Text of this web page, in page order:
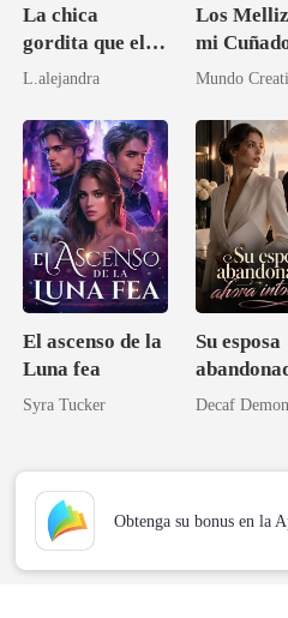
La chica
gordita que el
CEO invalidó
L.alejandra
Los
mi
Esposo el
Mundo
El ascenso de la
Luna fea
Syra Tucker
Su esposa
ahora
Decaf Demon
Obtenga su bonus en la